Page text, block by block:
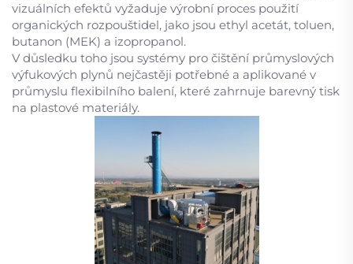
vizuálních efektů vyžaduje výrobní proces použití
organických rozpouštidel, jako jsou ethyl acetát, toluen,
butanon (MEK) a izopropanol.
V důsledku toho jsou systémy pro čištění průmyslových
výfukových plynů nejčastěji potřebné a aplikované v
průmyslu flexibilního balení, které zahrnuje barevný tisk
na plastové materiály.